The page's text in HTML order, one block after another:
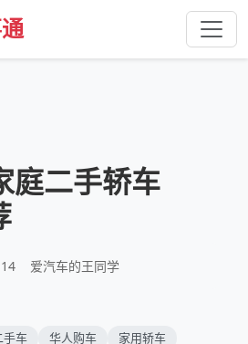
庭二手轿车
爱汽车的王同学
手车 华人购车
家用轿车